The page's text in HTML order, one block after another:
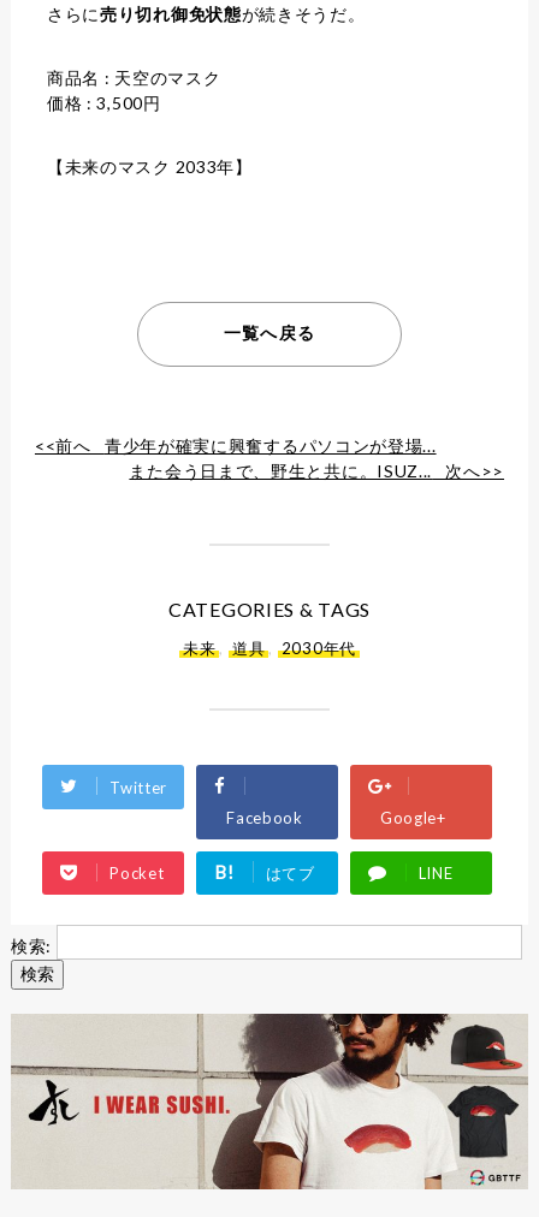
さらに売り切れ御免状態が続きそうだ。
商品名 : 天空のマスク
価格 : 3,500円
【未来のマスク 2033年】
一覧へ戻る
<<前へ 青少年が確実に興奮するパソコンが登場...
また会う日まで、野生と共に。ISUZ... 次へ>>
CATEGORIES & TAGS
未来 , 道具 , 2030年代
Twitter
Facebook
Google+
Pocket B! はてブ LINE
検索: